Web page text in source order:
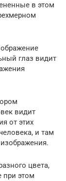
в этом
глаз видит
видит
от этих
и там
цвета,
при этом